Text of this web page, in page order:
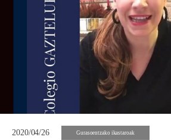
2020/04/26 Gurasoentzako ikastaroak